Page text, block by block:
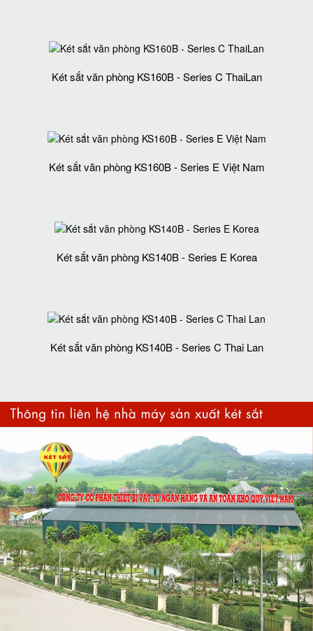
Két sắt văn phòng KS160B - Series C ThaiLan
Két sắt văn phòng KS160B - Series E Việt Nam
Két sắt văn phòng KS140B - Series E Korea
Két sắt văn phòng KS140B - Series C Thai Lan